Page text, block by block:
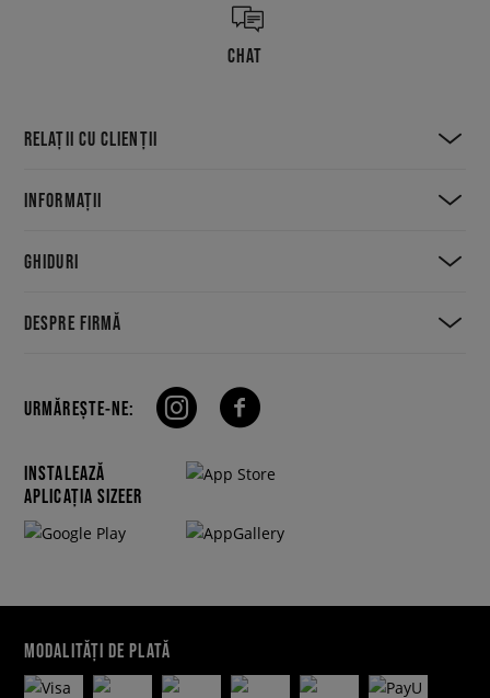
CHAT
RELAȚII CU CLIENȚII
INFORMAȚII
GHIDURI
DESPRE FIRMĂ
URMĂREȘTE-NE:
INSTALEAZĂ
APLICAȚIA SIZEER
MODALITĂȚI DE PLATĂ